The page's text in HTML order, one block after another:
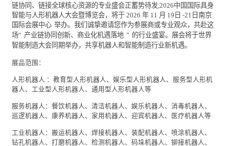
链协同、链接全球核心资源的专业盛会正蓄势待发 2026中国国际具身
智能与人形机器人大会暨博览会，将于 2026 年 11 月 19 日 -21 日南京
国际会展中心 举办。我们诚挚邀请您作为参展商或专业观众，共赴这
场“ 产业链协同创新、商业化机遇落地 ” 的行业盛宴。展会将于世界
智能制造大会同期举办，共享机器人和智能制造行业新机遇。
展品范围：
人形机器人 ：教育型人形机器人、娱乐型人形机器人、服务型人形机
器人、 工业型人形机器人、通用型人形机器人等
服务机器人： 餐饮机器人、清洁机器人、娱乐机器人、消毒机器人、
巡逻机器人、康养机器人、家用机器人、迎宾机器人、医疗机器人等
工业机器人：搬运机器人、焊接机器人、装配机器人、喷涂机器人、
钻孔机器人、打磨机器人、检测机器人、码垛机器人、铆接机器人、